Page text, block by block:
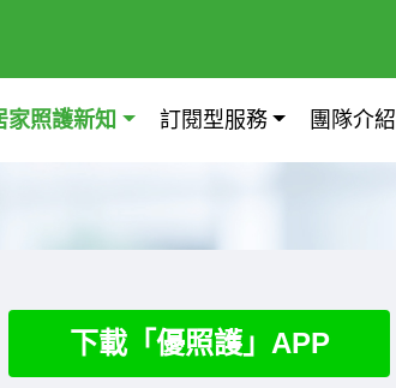
家照護新知 訂閱型服務 團隊介紹
下載「優照護」APP